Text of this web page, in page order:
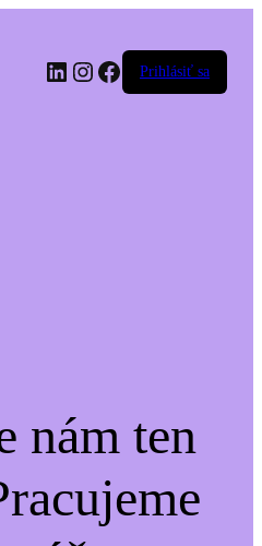
LinkedIn
Instagram
Facebook
Prihlásiť sa
nám ten